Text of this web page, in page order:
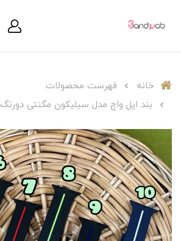
خانه
فهرست محصولات
بند اپل واچ مدل سیلیکون مگنتی دورنگ BA1138